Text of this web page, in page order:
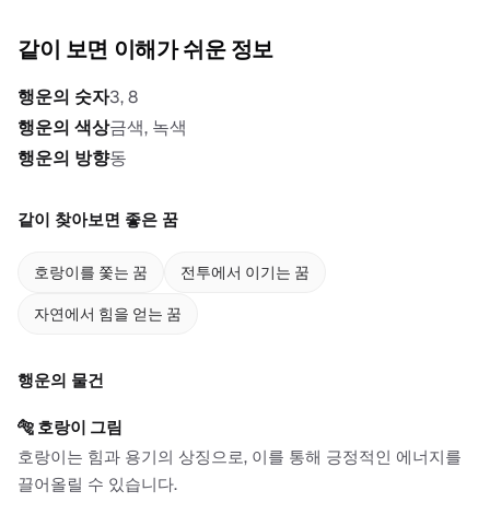
같이 보면 이해가 쉬운 정보
행운의 숫자3, 8
행운의 색상금색, 녹색
행운의 방향동
같이 찾아보면 좋은 꿈
호랑이를 쫓는 꿈 전투에서 이기는 꿈
자연에서 힘을 얻는 꿈
행운의 물건
🐅 호랑이 그림
호랑이는 힘과 용기의 상징으로, 이를 통해 긍정적인 에너지를
끌어올릴 수 있습니다.